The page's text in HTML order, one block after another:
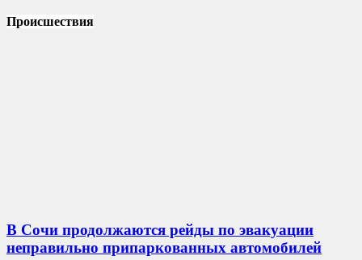
Происшествия
В Сочи продолжаются рейды по эвакуации
неправильно припаркованных автомобилей